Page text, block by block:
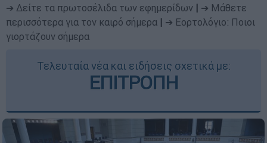
➔ Δείτε τα πρωτοσέλιδα των εφημερίδων
➔ Μάθετε
περισσότερα για τον καιρό σήμερα
➔ Εορτολόγιο: Ποιοι
γιορτάζουν σήμερα
Τελευταία νέα και ειδήσεις σχετικά με:
ΕΠΙΤΡΟΠΗ